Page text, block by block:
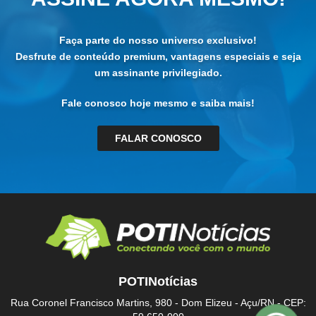
Faça parte do nosso universo exclusivo!
Desfrute de conteúdo premium, vantagens especiais e seja
um assinante privilegiado.
Fale conosco hoje mesmo e saiba mais!
FALAR CONOSCO
POTINotícias
Rua Coronel Francisco Martins, 980 - Dom Elizeu - Açu/RN - CEP: